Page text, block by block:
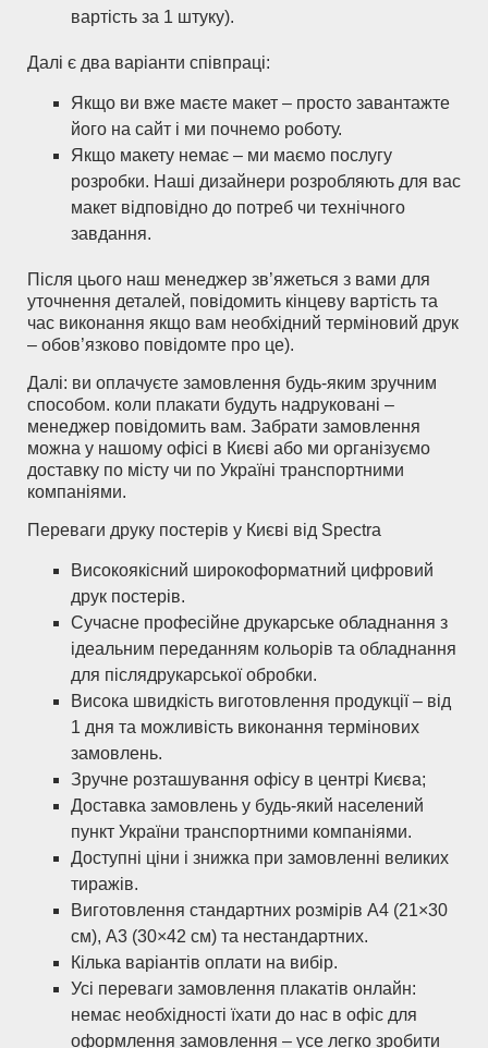
вартість за 1 штуку).
Далі є два варіанти співпраці:
Якщо ви вже маєте макет – просто завантажте
його на сайт і ми почнемо роботу.
Якщо макету немає – ми маємо послугу
розробки. Наші дизайнери розробляють для вас
макет відповідно до потреб чи технічного
завдання.
Після цього наш менеджер зв’яжеться з вами для
уточнення деталей, повідомить кінцеву вартість та
час виконання якщо вам необхідний терміновий друк
– обов’язково повідомте про це).
Далі: ви оплачуєте замовлення будь-яким зручним
способом. коли плакати будуть надруковані –
менеджер повідомить вам. Забрати замовлення
можна у нашому офісі в Києві або ми організуємо
доставку по місту чи по Україні транспортними
компаніями.
Переваги друку постерів у Києві від Spectra
Високоякісний широкоформатний цифровий
друк постерів.
Сучасне професійне друкарське обладнання з
ідеальним переданням кольорів та обладнання
для післядрукарської обробки.
Висока швидкість виготовлення продукції – від
1 дня та можливість виконання термінових
замовлень.
Зручне розташування офісу в центрі Києва;
Доставка замовлень у будь-який населений
пункт України транспортними компаніями.
Доступні ціни і знижка при замовленні великих
тиражів.
Виготовлення стандартних розмірів А4 (21×30
см), А3 (30×42 см) та нестандартних.
Кілька варіантів оплати на вибір.
Усі переваги замовлення плакатів онлайн:
немає необхідності їхати до нас в офіс для
оформлення замовлення – усе легко зробити